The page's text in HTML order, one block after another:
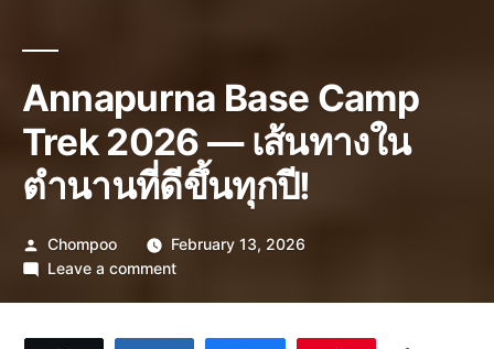
Annapurna Base Camp
Trek 2026 — เส้นทางใน
ตำนานที่ดีขึ้นทุกปี!
Posted
by
Chompoo
February 13, 2026
Leave a commenton
Camp